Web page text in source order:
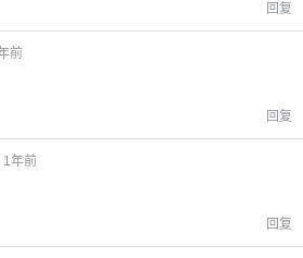
回复
前
回复
1年前
回复